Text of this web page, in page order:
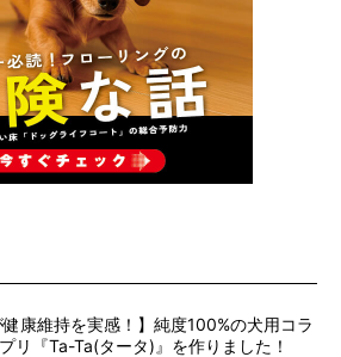
健康維持を実感！】純度100%の犬用コラ
リ『Ta-Ta(タータ)』を作りました！